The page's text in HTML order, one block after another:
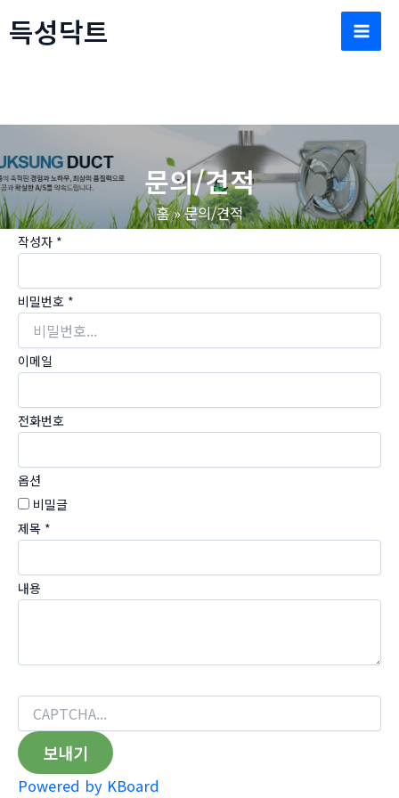
텐
너
뛰
기
득성닥트
Main
문의/견적
홈 문의/견적
작성자 *
비밀번호 *
이메일
전화번호
옵션
비밀글
제목 *
내용
보내기
Powered by KBoard